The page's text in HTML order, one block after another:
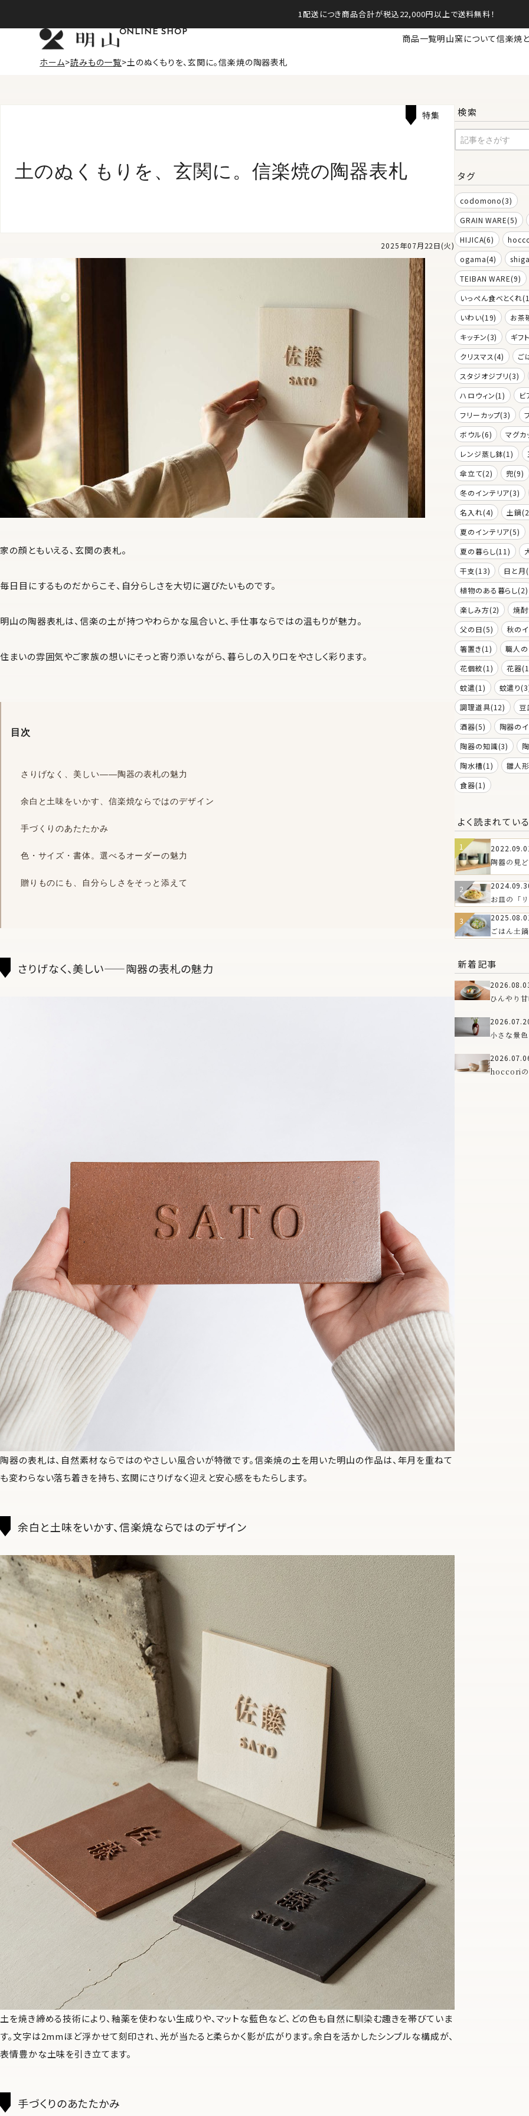
1配送につき商品合計が税込22,000円以上で送料無料！
ONLINE SHOP
商品一覧明山窯について信楽焼
ホーム 読みもの一覧 土のぬくもりを、玄関に。信楽焼の陶器表札
土のぬくもりを、玄関に。信楽焼の陶器表札
特集
2025年07月22日(火)
家の顔ともいえる、玄関の表札。
毎日目にするものだからこそ、自分らしさを大切に選びたいものです。
明山の陶器表札は、信楽の土が持つやわらかな風合いと、手仕事ならではの温もりが魅力。
住まいの雰囲気やご家族の想いにそっと寄り添いながら、暮らしの入り口をやさしく彩ります。
目次
さりげなく、美しい——陶器の表札の魅力
余白と土味をいかす、信楽焼ならではのデザイン
手づくりのあたたかみ
色・サイズ・書体。選べるオーダーの魅力
贈りものにも、自分らしさをそっと添えて
さりげなく、美しい——陶器の表札の魅力
陶器の表札は、自然素材ならではのやさしい風合いが特徴です。信楽焼の土を用いた明山の作品は、年月を重ねて
も変わらない落ち着きを持ち、玄関にさりげなく迎えと安心感をもたらします。
余白と土味をいかす、信楽焼ならではのデザイン
土を焼き締める技術により、釉薬を使わない生成りや、マットな藍色など、どの色も自然に馴染む趣きを帯びていま
す。文字は2mmほど浮かせて刻印され、光が当たると柔らかく影が広がります。余白を活かしたシンプルな構成が、
表情豊かな土味を引き立てます。
手づくりのあたたかみ
検索
タグ
codomono(3)
GRAIN WARE(5)
HIJICA(6)
ogama(4)
TEIBAN WARE(9)
いっぺん食べとくれ
いわい(19)
お茶
キッチン(3)
ギフ
クリスマス(4)
ご
スタジオジブリ(3)
ハロウィン(1)
ビ
フリーカップ(3)
ボウル(6)
マグカ
レンジ蒸し鉢(1)
傘立て(2)
兜(9)
冬のインテリア(3)
名入れ(4)
土鍋
夏のインテリア(5)
夏の暮らし(11)
干支(13)
日と月
植物のある暮らし(2)
楽しみ方(2)
焼
父の日(5)
秋の
箸置き(1)
職人
花個紋(1)
花器
蚊遣(1)
蚊遣り
調理道具(12)
豆
酒器(5)
陶器の
陶器の知識(3)
陶水槽(1)
雛人
食器(1)
よく読まれてい
陶器の見
は？
お皿の「
皿の魅力
WAREお
ごはん土
新着記事
ひんやり
小さな景
「ma」
hoccoriの